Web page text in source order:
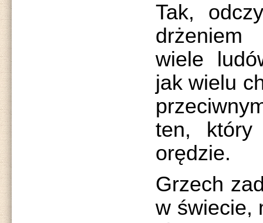
Tak,
wiele
jak wielu
ten, który
orędzie.
Grzech
w świecie,